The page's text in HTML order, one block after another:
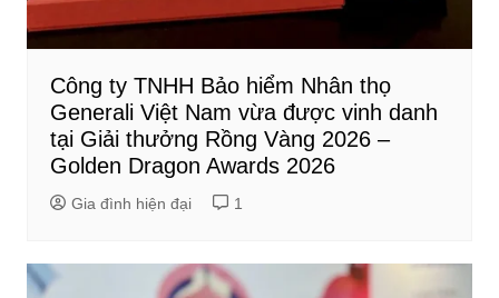
Công ty TNHH Bảo hiểm Nhân thọ
Generali Việt Nam vừa được vinh danh
tại Giải thưởng Rồng Vàng 2026 –
Golden Dragon Awards 2026
Gia đình hiện đại 1